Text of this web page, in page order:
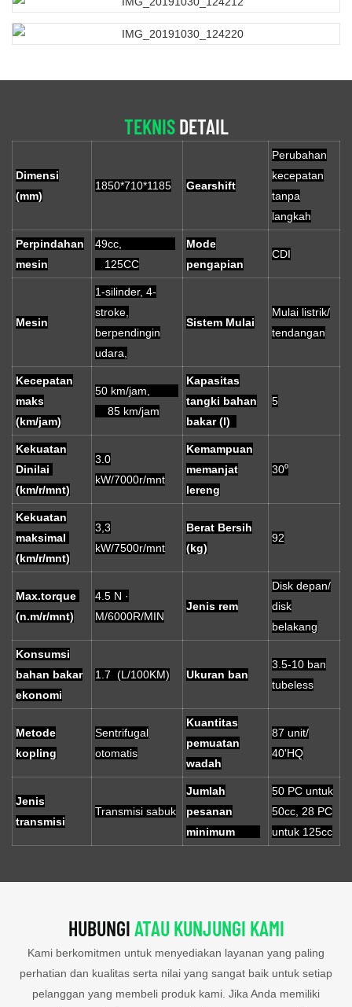
TEKNISDETAIL
Dimensi
(mm)
1850*710*1185 Gearshift
Perubahan
kecepatan
tanpa
langkah
Perpindahan
mesin
49cc,
125CC
Mode
pengapian
CDI
Mesin
1-silinder, 4-
stroke,
berpendingin
udara,
Sistem Mulai
Mulai listrik/
tendangan
Kecepatan
maks
(km/jam)
50 km/jam,
85 km/jam
Kapasitas
tangki bahan
bakar (l)
5
Kekuatan
Dinilai
(km/r/mnt)
3.0
kW/7000r/mnt
Kemampuan
memanjat
lereng
30⁰
Kekuatan
maksimal
(km/r/mnt)
3,3
kW/7500r/mnt
Berat Bersih
(kg)
92
Max.torque
(n.m/r/mnt)
4.5 N ·
M/6000R/MIN
Jenis rem
Disk depan/
disk
belakang
Konsumsi
bahan bakar
ekonomi
1.7 (L/100KM) Ukuran ban
3.5-10 ban
tubeless
Metode
kopling
Sentrifugal
otomatis
Kuantitas
pemuatan
wadah
87 unit/
40'HQ
Jenis
transmisi
Transmisi sabuk
Jumlah
pesanan
minimum
50 PC untuk
50cc, 28 PC
untuk 125cc
HUBUNGIATAU KUNJUNGI KAMI
Kami berkomitmen untuk menyediakan layanan yang paling
perhatian dan kualitas serta nilai yang sangat baik untuk setiap
pelanggan yang membeli produk kami. Jika Anda memiliki